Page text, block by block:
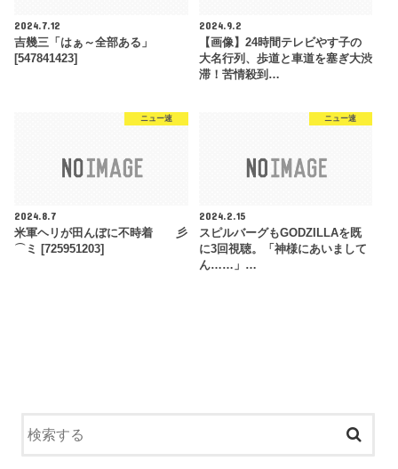
2024.7.12
吉幾三「はぁ～全部ある」
[547841423]
2024.9.2
【画像】24時間テレビやす子の
大名行列、歩道と車道を塞ぎ大渋
滞！苦情殺到…
ニュー速
2024.8.7
米軍ヘリが田んぼに不時着 彡
⌒ミ [725951203]
ニュー速
2024.2.15
スピルバーグもGODZILLAを既
に3回視聴。「神様にあいまして
ん……」…